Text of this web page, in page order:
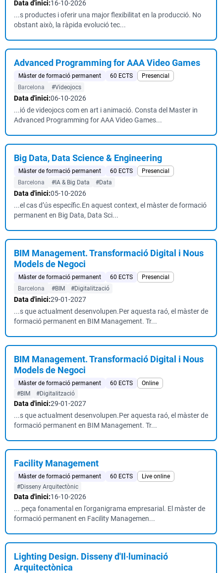
Data d'inici:16-10-2026
...s productes i oferir una major flexibilitat en la producció. No
obstant això, la ràpida evolució tec...
Advanced Programming for AAA Video Games
Màster de formació permanent 60 ECTS
Presencial
Barcelona
#Videojocs
Data d'inici:06-10-2026
...ió de videojocs com en art i animació. Consta del Master in
Advanced Programming for AAA Video Games...
Big Data, Data Science & Engineering
Màster de formació permanent 60 ECTS
Presencial
Barcelona
#IA & Big Data #Data
Data d'inici:05-10-2026
...el cas d’ús específic.En aquest context, el màster de formació
permanent en Big Data, Data Sci...
BIM Management. Transformació Digital i Nous
Models de Negoci
Màster de formació permanent 60 ECTS
Presencial
Barcelona
#BIM #Digitalització
Data d'inici:29-01-2027
...s que actualment desenvolupen.Per aquesta raó, el màster de
formació permanent en BIM Management. Tr...
BIM Management. Transformació Digital i Nous
Models de Negoci
Màster de formació permanent 60 ECTS
Online
#BIM
#Digitalització
Data d'inici:29-01-2027
...s que actualment desenvolupen.Per aquesta raó, el màster de
formació permanent en BIM Management. Tr...
Facility Management
Màster de formació permanent 60 ECTS
Live online
#Disseny Arquitectònic
Data d'inici:16-10-2026
... peça fonamental en l'organigrama empresarial. El màster de
formació permanent en Facility Managemen...
Lighting Design. Disseny d'Il·luminació
Arquitectònica